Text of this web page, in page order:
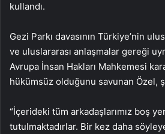
kullandı.
Gezi Parkı davasının Türkiye’nin
ve uluslararası anlaşmalar gereği
Avrupa İnsan Hakları Mahkemesi
hükümsüz olduğunu savunan Özel,
“İçerideki tüm arkadaşlarımız boş
tutulmaktadırlar. Bir kez daha